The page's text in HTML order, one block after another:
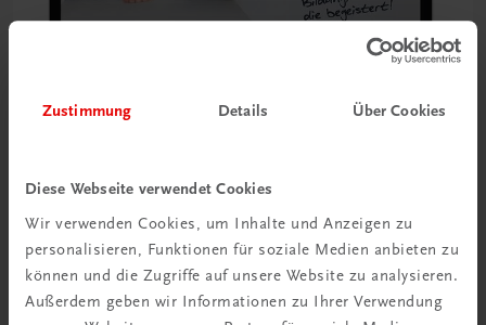
Zustimmung Details Über Cookies
Diese Webseite verwendet Cookies
Wir verwenden Cookies, um Inhalte und Anzeigen zu
personalisieren, Funktionen für soziale Medien anbieten zu
können und die Zugriffe auf unsere Website zu analysieren.
Außerdem geben wir Informationen zu Ihrer Verwendung